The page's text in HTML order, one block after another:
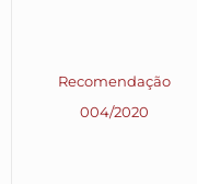
Recomendação
004/2020